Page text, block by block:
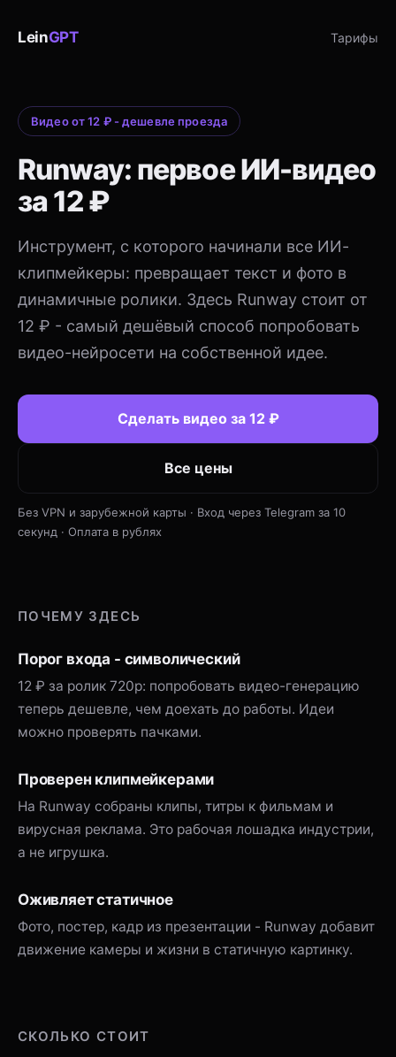
LeinGPT Тарифы
Видео от 12 ₽ - дешевле проезда
Runway: первое ИИ-видео
за 12 ₽
Инструмент, с которого начинали все ИИ-
клипмейкеры: превращает текст и фото в
динамичные ролики. Здесь Runway стоит от
12 ₽ - самый дешёвый способ попробовать
видео-нейросети на собственной идее.
Сделать видео за 12 ₽
Все цены
Без VPN и зарубежной карты · Вход через Telegram за 10
секунд · Оплата в рублях
ПОЧЕМУ ЗДЕСЬ
Порог входа - символический
12 ₽ за ролик 720p: попробовать видео-генерацию
теперь дешевле, чем доехать до работы. Идеи
можно проверять пачками.
Проверен клипмейкерами
На Runway собраны клипы, титры к фильмам и
вирусная реклама. Это рабочая лошадка индустрии,
а не игрушка.
Оживляет статичное
Фото, постер, кадр из презентации - Runway добавит
движение камеры и жизни в статичную картинку.
СКОЛЬКО СТОИТ